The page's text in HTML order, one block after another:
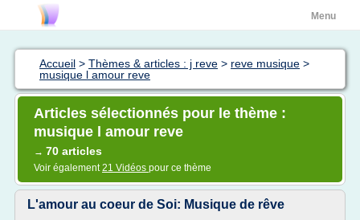
Menu
Accueil > Thèmes & articles : j reve > reve musique >
musique l amour reve
Articles sélectionnés pour le thème :
musique l amour reve
→ 70 articles
Voir également21 Vidéos pour ce thème
L'amour au coeur de Soi: Musique de rêve